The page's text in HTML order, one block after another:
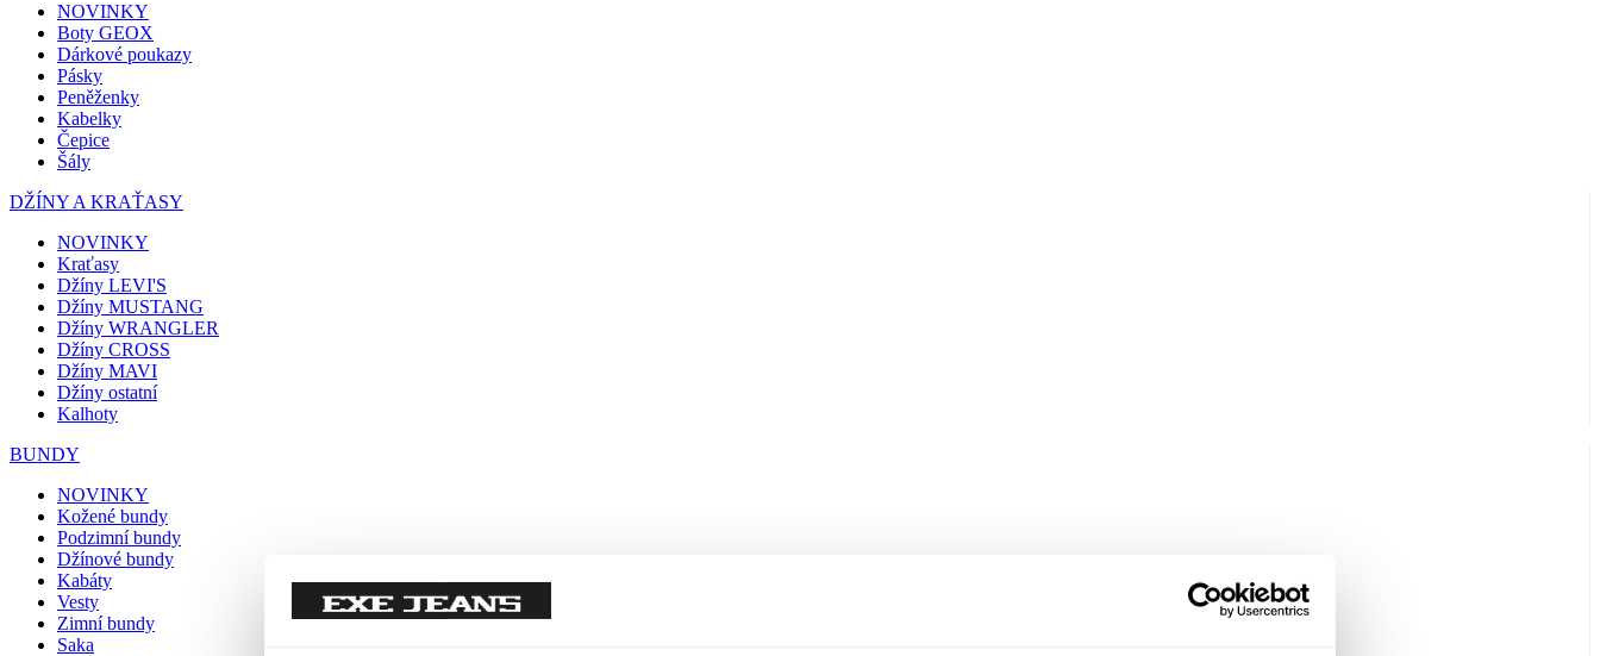
NOVINKY
Boty GEOX
Dárkové poukazy
Pásky
Peněženky
Kabelky
Čepice
Šály
DŽÍNY A KRAŤASY
NOVINKY
Kraťasy
Džíny LEVI'S
Džíny MUSTANG
Džíny WRANGLER
Džíny CROSS
Džíny MAVI
Džíny ostatní
Kalhoty
BUNDY
NOVINKY
Kožené bundy
Podzimní bundy
Džínové bundy
Kabáty
Vesty
Zimní bundy
Saka